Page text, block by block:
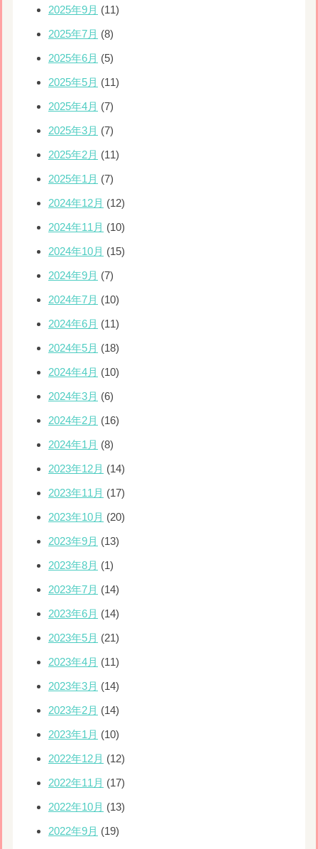
2025年9月 (11)
2025年7月 (8)
2025年6月 (5)
2025年5月 (11)
2025年4月 (7)
2025年3月 (7)
2025年2月 (11)
2025年1月 (7)
2024年12月 (12)
2024年11月 (10)
2024年10月 (15)
2024年9月 (7)
2024年7月 (10)
2024年6月 (11)
2024年5月 (18)
2024年4月 (10)
2024年3月 (6)
2024年2月 (16)
2024年1月 (8)
2023年12月 (14)
2023年11月 (17)
2023年10月 (20)
2023年9月 (13)
2023年8月 (1)
2023年7月 (14)
2023年6月 (14)
2023年5月 (21)
2023年4月 (11)
2023年3月 (14)
2023年2月 (14)
2023年1月 (10)
2022年12月 (12)
2022年11月 (17)
2022年10月 (13)
2022年9月 (19)